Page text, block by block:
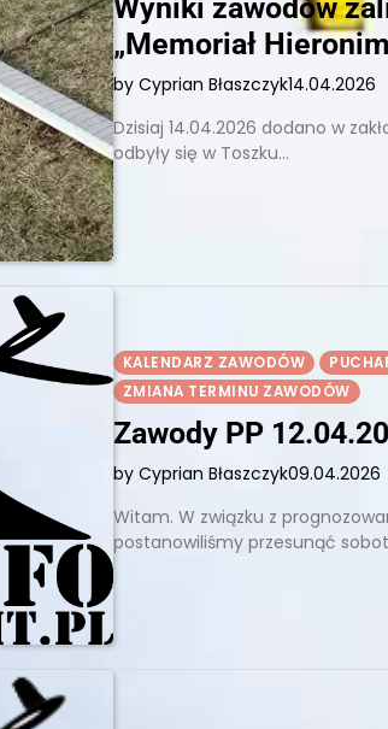
Wyniki zawodów
„Memoriał
by Cyprian Błaszczyk14.04.2026
Dzisiaj 14.04.2026 dodano w
odbyły się w Toszku…
KALENDARZ ZAWODÓW
ZMIANA TERMINU ZAWODÓW
Zawody PP
by Cyprian Błaszczyk09.04.2026
Witam. W związku z
postanowiliśmy przesunąć